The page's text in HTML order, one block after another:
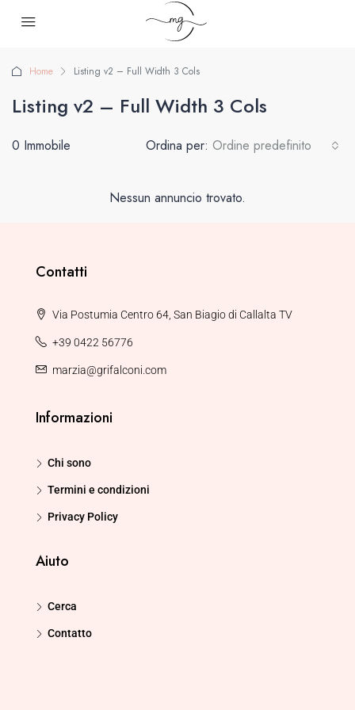
Home Listing v2 – Full Width 3 Cols
Listing v2 – Full Width 3 Cols
0 Immobile Ordina per: Ordine predefinito
Nessun annuncio trovato.
Contatti
Via Postumia Centro 64, San Biagio di Callalta TV
+39 0422 56776
marzia@grifalconi.com
Informazioni
Chi sono
Termini e condizioni
Privacy Policy
Aiuto
Cerca
Contatto